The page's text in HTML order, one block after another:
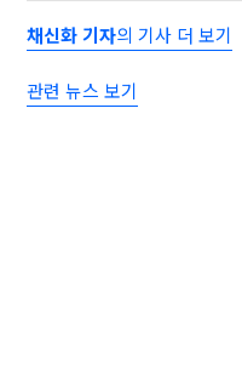
채신화 기자의 기사 더 보기
관련 뉴스 보기